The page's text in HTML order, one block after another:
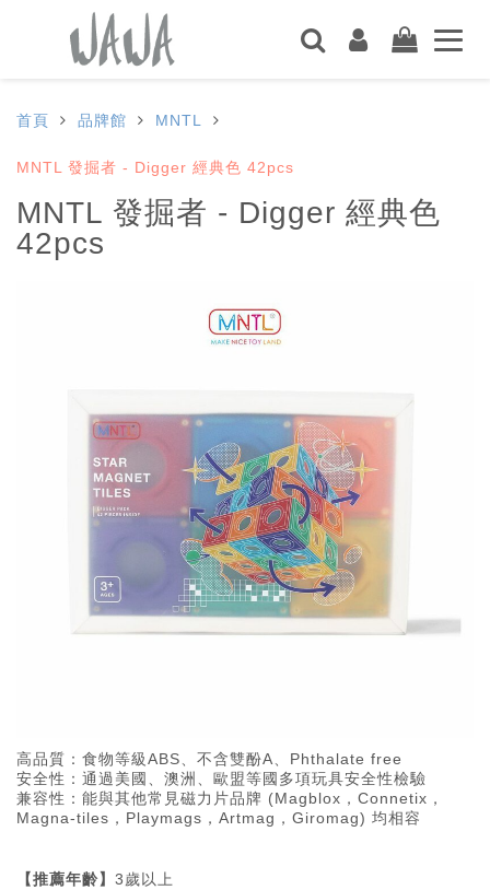
首頁 品牌館 MNTL
MNTL 發掘者 - Digger 經典色 42pcs
MNTL 發掘者 - Digger 經典色
42pcs
高品質：食物等級ABS、不含雙酚A、Phthalate free
安全性：通過美國、澳洲、歐盟等國多項玩具安全性檢驗
兼容性：能與其他常見磁力片品牌 (Magblox，Connetix，
Magna-tiles，Playmags，Artmag，Giromag) 均相容
【推薦年齡】 3歲以上